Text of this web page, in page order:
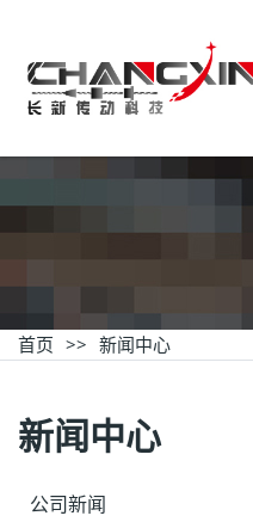
首页 新闻中心
新闻中心
公司新闻